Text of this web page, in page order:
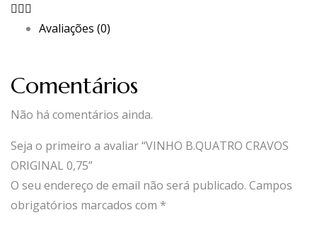
Avaliações (0)
Comentários
Não há comentários ainda.
Seja o primeiro a avaliar “VINHO B.QUATRO CRAVOS
ORIGINAL 0,75”
O seu endereço de email não será publicado. Campos
obrigatórios marcados com *